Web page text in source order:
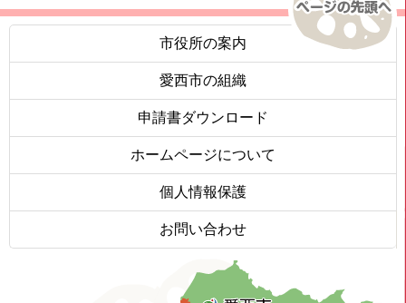
市役所の案内
愛西市の組織
申請書ダウンロード
ホームページについて
個人情報保護
お問い合わせ